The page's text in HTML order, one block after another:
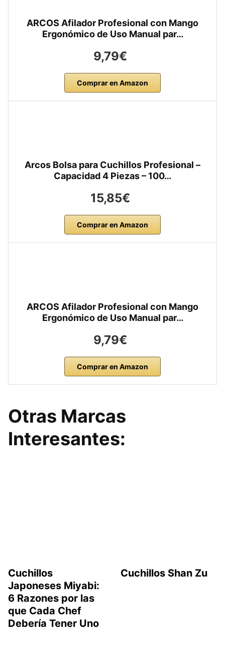
ARCOS Afilador Profesional con Mango
Ergonómico de Uso Manual par…
9,79€
Comprar en Amazon
Arcos Bolsa para Cuchillos Profesional –
Capacidad 4 Piezas – 100…
15,85€
Comprar en Amazon
ARCOS Afilador Profesional con Mango
Ergonómico de Uso Manual par…
9,79€
Comprar en Amazon
Otras Marcas
Interesantes:
Cuchillos
Japoneses Miyabi:
6 Razones por las
que Cada Chef
Debería Tener Uno
Cuchillos Shan Zu